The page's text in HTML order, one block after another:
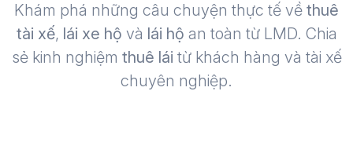
Khám phá những câu chuyện thực tế về thuê
tài xế, lái xe hộ và lái hộ an toàn từ LMD. Chia
sẻ kinh nghiệm thuê lái từ khách hàng và tài xế
chuyên nghiệp.